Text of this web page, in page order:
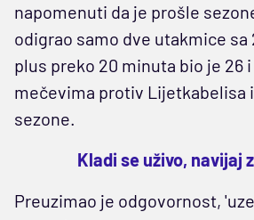
napomenuti da je prošle
odigrao samo dve utakmice sa
plus preko 20 minuta bio je 26
mečevima protiv Lijetkabelisa
sezone.
Kladi se uživo, navijaj
Preuzimao je odgovornost,